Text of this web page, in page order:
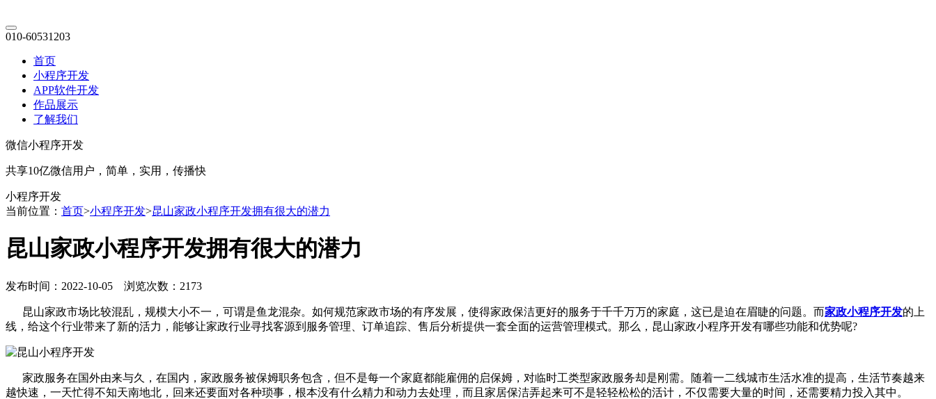
010-60531203
首页
小程序开发
APP软件开发
作品展示
了解我们
微信小程序开发
共享10亿微信用户，简单，实用，传播快
小程序开发
当前位置： 首页>小程序开发>昆山家政小程序开发拥有很大的潜力
昆山家政小程序开发拥有很大的潜力
发布时间：2022-10-05 浏览次数：2173
昆山家政市场比较混乱，规模大小不一，可谓是鱼龙混杂。如何规范家政市场的有序发展，使得家政保洁更好的服务于千千万万的家庭，这已是迫在眉睫的问题。而家政小程序开发的上
线，给这个行业带来了新的活力，能够让家政行业寻找客源到服务管理、订单追踪、售后分析提供一套全面的运营管理模式。那么，昆山家政小程序开发有哪些功能和优势呢?
家政服务在国外由来与久，在国内，家政服务被保姆职务包含，但不是每一个家庭都能雇佣的启保姆，对临时工类型家政服务却是刚需。随着一二线城市生活水准的提高，生活节奏越来
越快速，一天忙得不知天南地北，回来还要面对各种琐事，根本没有什么精力和动力去处理，而且家居保洁弄起来可不是轻轻松松的活计，不仅需要大量的时间，还需要精力投入其中。